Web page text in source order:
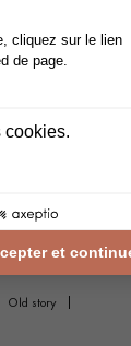
old story